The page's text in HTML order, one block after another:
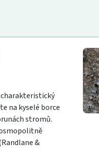
charakteristický
na kyselé borce
stromů.
&